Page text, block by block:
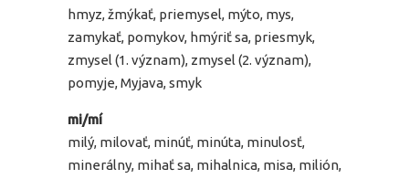
hmyz, žmýkať, priemysel, mýto, mys,
zamykať, pomykov, hmýriť sa, priesmyk,
zmysel (1. význam), zmysel (2. význam),
pomyje, Myjava, smyk
mi/mí
milý, milovať, minúť, minúta, minulosť,
minerálny, mihať sa, mihalnica, misa, milión,